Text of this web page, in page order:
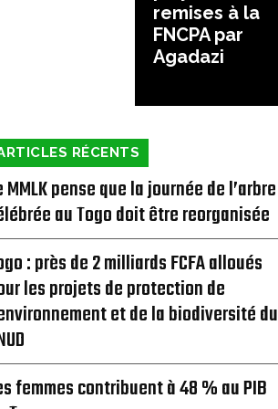
remises à la
FNCPA par
Agadazi
RÉCENTS
MMLK pense que la journée de l’arbre
au Togo doit être reorganisée
: près de 2 milliards FCFA alloués
les projets de protection de
et de la biodiversité du
femmes contribuent à 48 % au PIB